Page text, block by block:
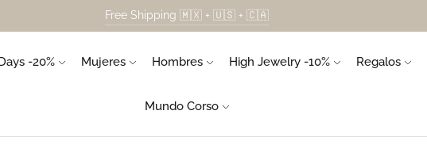
Free Shipping 🇲🇽 + 🇺🇸 + 🇨🇦
Envío gratis a Estados Unidos en compras superiores a $299 USD.
-20% Mujeres Hombres High Jewelry -10% Regalos
Mundo Corso